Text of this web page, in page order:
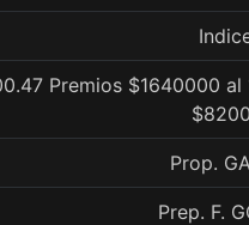
Premios $1640000
Prop.
Prep. F.